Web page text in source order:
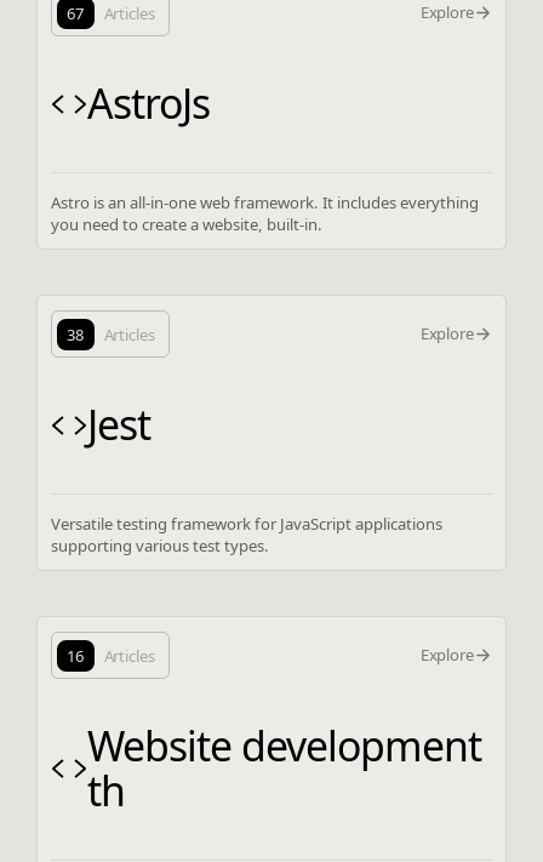
67 Articles Explore
AstroJs
Astro is an all-in-one web framework. It includes everything
you need to create a website, built-in.
38 Articles Explore
Jest
Versatile testing framework for JavaScript applications
supporting various test types.
16 Articles Explore
Website development
th